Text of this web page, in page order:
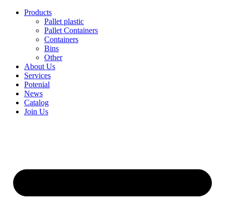
Skip
Products
Pallet plastic
Pallet Containers
Containers
Bins
Other
About Us
Services
Potenial
News
Catalog
Join Us